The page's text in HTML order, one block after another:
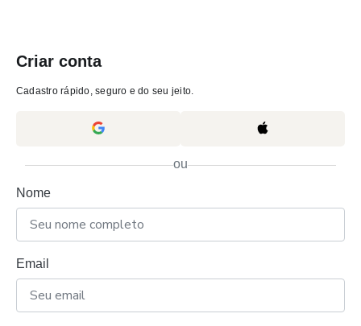
Criar conta
Cadastro rápido, seguro e do seu jeito.
ou
Nome
Email